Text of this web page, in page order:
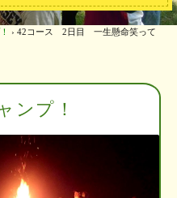
› 42コース 2日目 一生懸命笑って
ンプ！